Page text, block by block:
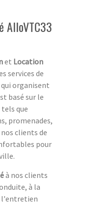
AlloVTC33
et Location
services de
organisent
basé sur le
que
promenades,
clients de
pour
à nos clients
à la
l'entretien